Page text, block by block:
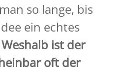
so lange, bis
ein echtes
Weshalb ist der
oft der